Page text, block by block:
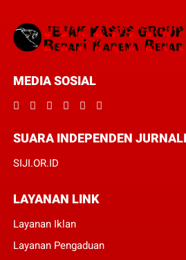
MEDIA SOSIAL
SUARA INDEPENDEN
SIJI.OR.ID
LAYANAN LINK
Layanan Iklan
Layanan Pengaduan